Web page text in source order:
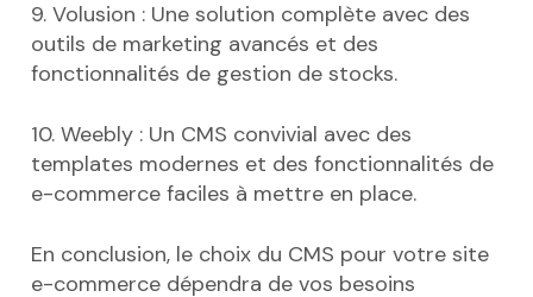
9. Volusion : Une solution complète avec des
outils de marketing avancés et des
fonctionnalités de gestion de stocks.
10. Weebly : Un CMS convivial avec des
templates modernes et des fonctionnalités de
e-commerce faciles à mettre en place.
En conclusion, le choix du CMS pour votre site
e-commerce dépendra de vos besoins